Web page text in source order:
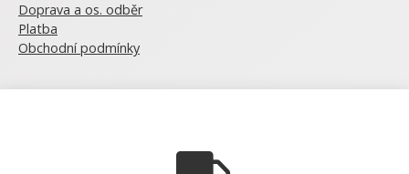
Doprava a os. odběr
Platba
Obchodní podmínky